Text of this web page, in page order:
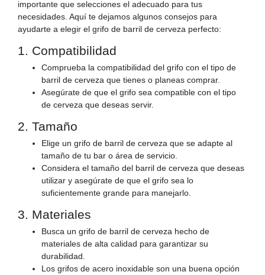
importante que selecciones el adecuado para tus
necesidades. Aquí te dejamos algunos consejos para
ayudarte a elegir el grifo de barril de cerveza perfecto:
1. Compatibilidad
Comprueba la compatibilidad del grifo con el tipo de
barril de cerveza que tienes o planeas comprar.
Asegúrate de que el grifo sea compatible con el tipo
de cerveza que deseas servir.
2. Tamaño
Elige un grifo de barril de cerveza que se adapte al
tamaño de tu bar o área de servicio.
Considera el tamaño del barril de cerveza que deseas
utilizar y asegúrate de que el grifo sea lo
suficientemente grande para manejarlo.
3. Materiales
Busca un grifo de barril de cerveza hecho de
materiales de alta calidad para garantizar su
durabilidad.
Los grifos de acero inoxidable son una buena opción